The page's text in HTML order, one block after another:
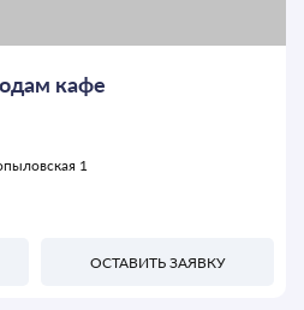
кафе
1
ОСТАВИТЬ ЗАЯВКУ